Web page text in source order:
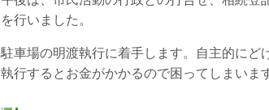
を行いました。
駐車場の明渡執行に着手します。自主的にど
執行するとお金がかかるので困ってしまいま